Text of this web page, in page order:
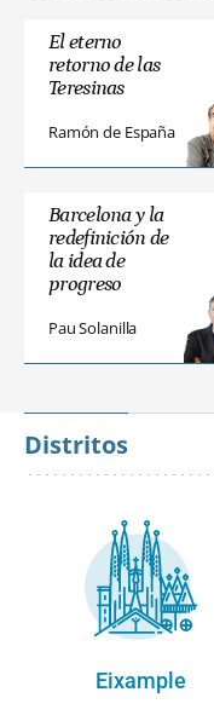
El eterno
retorno de las
Teresinas
Ramón de España
Barcelona y la
redefinición de
la idea de
progreso
Pau Solanilla
Distritos
Eixample